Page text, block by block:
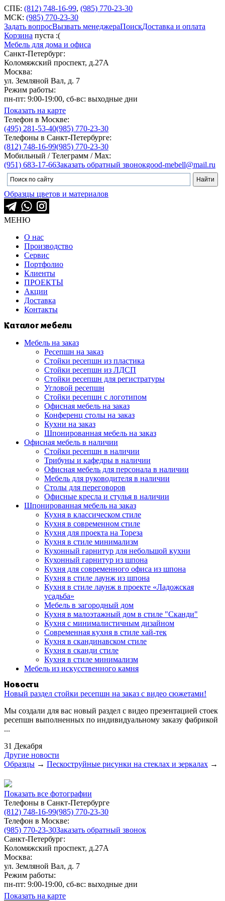
СПБ: (812) 748-16-99, (985) 770-23-30
МСК: (985) 770-23-30
Задать вопросВызвать менеджераПоискДоставка и оплата
Корзина пуста :(
Мебель для дома и офиса
Санкт-Петербург:
Коломяжский проспект, д.27А
Москва:
ул. Земляной Вал, д. 7
Режим работы:
пн-пт: 9:00-19:00, сб-вс: выходные дни
Показать на карте
Телефон в Москве:
(495) 281-53-40(985) 770-23-30
Телефоны в Санкт-Петербурге:
(812) 748-16-99(985) 770-23-30
Мобильный / Телеграмм / Max:
(951) 683-17-66Заказать обратный звонокgood-mebell@mail.ru
Образцы цветов и материалов
МЕНЮ
О нас
Производство
Сервис
Портфолио
Клиенты
ПРОЕКТЫ
Акции
Доставка
Контакты
Каталог мебели
Мебель на заказ
Ресепшн на заказ
Стойки ресепшн из пластика
Стойки ресепшн из ЛДСП
Стойки ресепшн для регистратуры
Угловой ресепшн
Стойки ресепшн с логотипом
Офисная мебель на заказ
Конференц столы на заказ
Кухни на заказ
Шпонированная мебель на заказ
Офисная мебель в наличии
Стойки ресепшн в наличии
Трибуны и кафедры в наличии
Офисная мебель для персонала в наличии
Мебель для руководителя в наличии
Столы для переговоров
Офисные кресла и стулья в наличии
Шпонированная мебель на заказ
Кухня в классическом стиле
Кухня в современном стиле
Кухня для проекта на Тореза
Кухня в стиле минимализм
Кухонный гарнитур для небольшой кухни
Кухонный гарнитур из шпона
Кухня для современного офиса из шпона
Кухня в стиле лаунж из шпона
Кухня в стиле лаунж в проекте «Ладожская
усадьба»
Мебель в загородный дом
Кухня в малоэтажный дом в стиле "Сканди"
Кухня с минималистичным дизайном
Современная кухня в стиле хай-тек
Кухня в скандинавском стиле
Кухня в сканди стиле
Кухня в стиле минимализм
Мебель из искусственного камня
Новости
Новый раздел стойки ресепшн на заказ с видео сюжетами!
Мы создали для вас новый раздел с видео презентацией стоек
ресепшн выполненных по индивидуальному заказу фабрикой
...
31 Декабря
Другие новости
Образцы → Пескоструйные рисунки на стеклах и зеркалах →
Показать все фотографии
Телефоны в Санкт-Петербурге
(812) 748-16-99(985) 770-23-30
Телефон в Москве:
(985) 770-23-30Заказать обратный звонок
Санкт-Петербург:
Коломяжский проспект, д.27А
Москва:
ул. Земляной Вал, д. 7
Режим работы:
пн-пт: 9:00-19:00, сб-вс: выходные дни
Показать на карте